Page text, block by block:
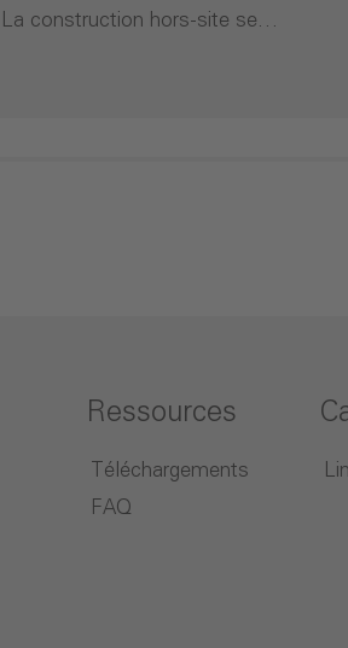
La construction hors-site se…
Ressources
Téléchargements
FAQ